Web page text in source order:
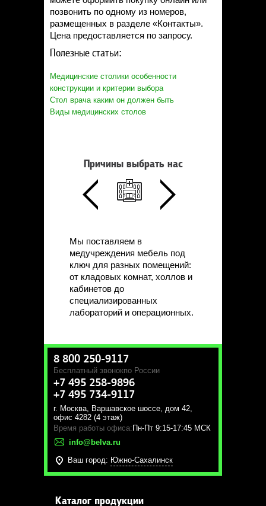
позвонить по одному из номеров,
размещенных в разделе «Контакты».
Цена предоставляется по запросу.
Полезные статьи:
Медицинские столики особенности
конструкции и критерии выбора
Стол врача каким он должен быть
Виды медицинских столов
Причины выбрать нас
Мы поставляем в
медучреждения мебель под
ключ для разных помещений:
от кладовых комнат, холлов и
кабинетов до
специализированных
лабораторий и операционных.
8 800 250-9117
Бесплатный звонокпо России
+7 495 258-9896
+7 495 734-9117
г. Москва, Варшавское шоссе, дом 42,
офис 4282 (4 этаж)
Время работы офиса: Пн-Пт 9:15-17:45 МСК
info@belva.ru
Ваш город: Южно-Сахалинск
Каталог продукции